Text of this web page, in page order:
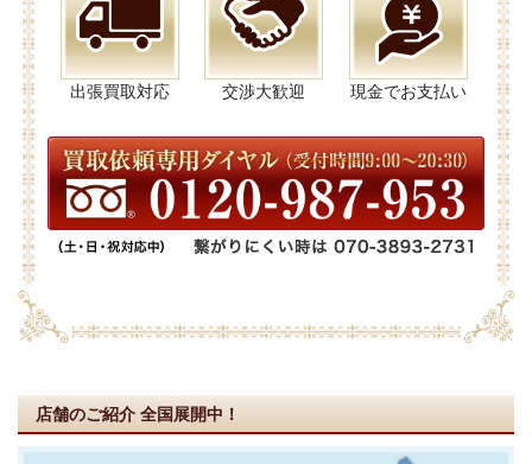
出張買取対応 交渉大歓迎 現金でお支払い
店舗のご紹介 全国展開中！